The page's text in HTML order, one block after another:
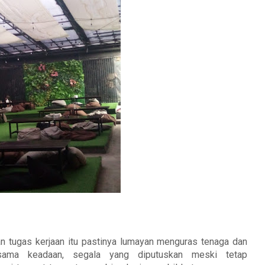
tugas kerjaan itu pastinya lumayan menguras tenaga dan
keadaan, segala yang diputuskan meski tetap